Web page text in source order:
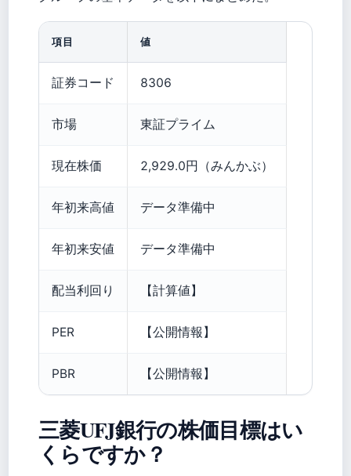
項目 値
証券コード 8306
市場 東証プライム
現在株価 2,929.0円（みんかぶ）
年初来高値 データ準備中
年初来安値 データ準備中
配当利回り 【計算値】
PER 【公開情報】
PBR 【公開情報】
三菱UFJ銀行の株価目標はい
くらですか？